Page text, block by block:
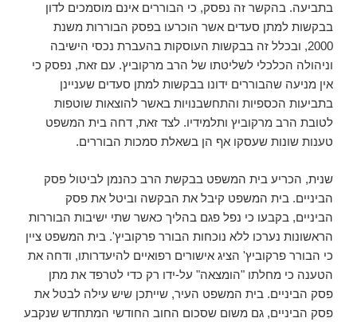
בתביעה. בהקשר זה נפסק, כי הבוררים אינם מוסמכים לדון
בבקשות למתן סעדים אשר הוכרעו בפסק הבוררות משנת
2000, ובכלל זה בבקשות העוסקות בהעברת נכסי הישיבה
וניהולה הכלכלי לשליטתו של הרב מרקוביץ. עם זאת, נפסק כי
אין מניעה שהבוררים ידונו בבקשות למתן סעדים שעניינן
בתביעות הכספיות והתחשבנויות באשר להוצאות שוטפות
לטובת הרב מרקוביץ ותלמידיו. לצד זאת, דחה בית המשפט
טענות שונות שעסקו אף הן בשאלת סמכות הבוררים.
שנית, הכריע בית המשפט בבקשת הרב כהנמן לביטול פסק
הביניים. בית המשפט קיבל את הבקשה וביטל את פסק
הביניים, בקבעו כי נפל פגם בהליך כאשר שתי ישיבות הבוררות
הראשונות נערכו ללא נוכחות הבורר פרקוביץ'. בית המשפט ציין
כי הבורר פרקוביץ' הציג אישורים רפואיים להיעדרותו, ודחה את
הטענה כי מחלתו "הומצאה" על-ידו רק כדי לטרפד את מתן
פסק הביניים. בית המשפט העיר, שייתכן שיש עילה לבטל את
פסק הביניים, גם משום שסכום החוב החודשי המתחדש שנקבע